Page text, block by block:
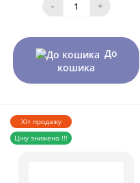
- +
До
кошика
Хіт продажу
Ціну знижено !!!